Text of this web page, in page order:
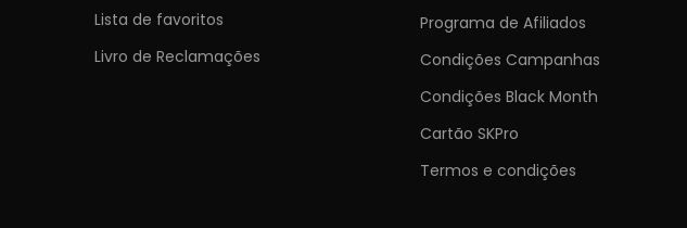
Lista de favoritos
Livro de Reclamações
Programa de Afiliados
Condições Campanhas
Condições Black Month
Cartão SKPro
Termos e condições